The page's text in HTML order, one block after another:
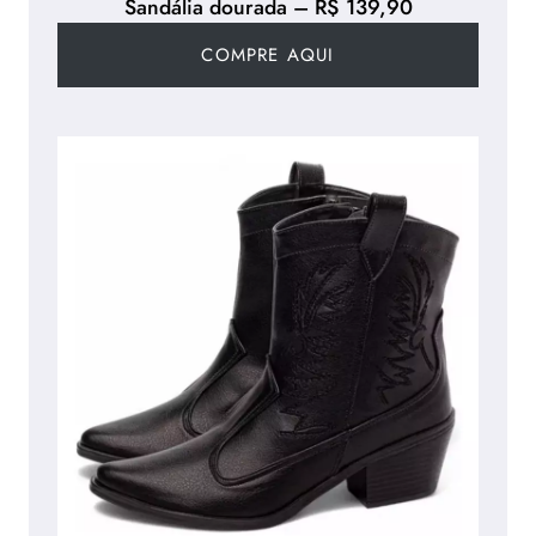
Sandália dourada – R$ 139,90
COMPRE AQUI